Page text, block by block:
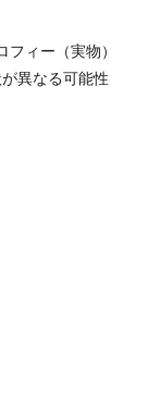
ィー（実物）
異なる可能性